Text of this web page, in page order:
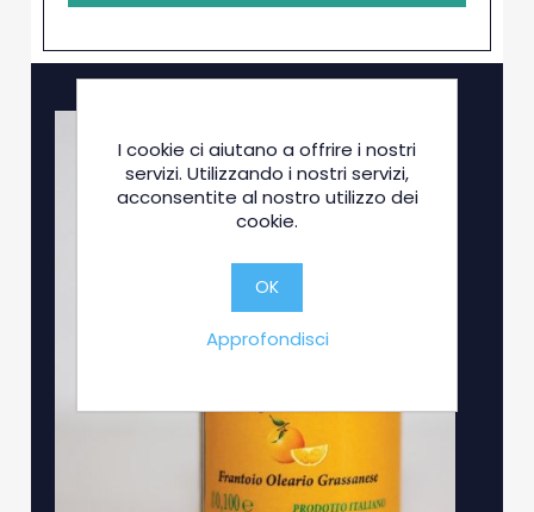
I cookie ci aiutano a offrire i nostri
servizi. Utilizzando i nostri servizi,
acconsentite al nostro utilizzo dei
cookie.
OK
Approfondisci